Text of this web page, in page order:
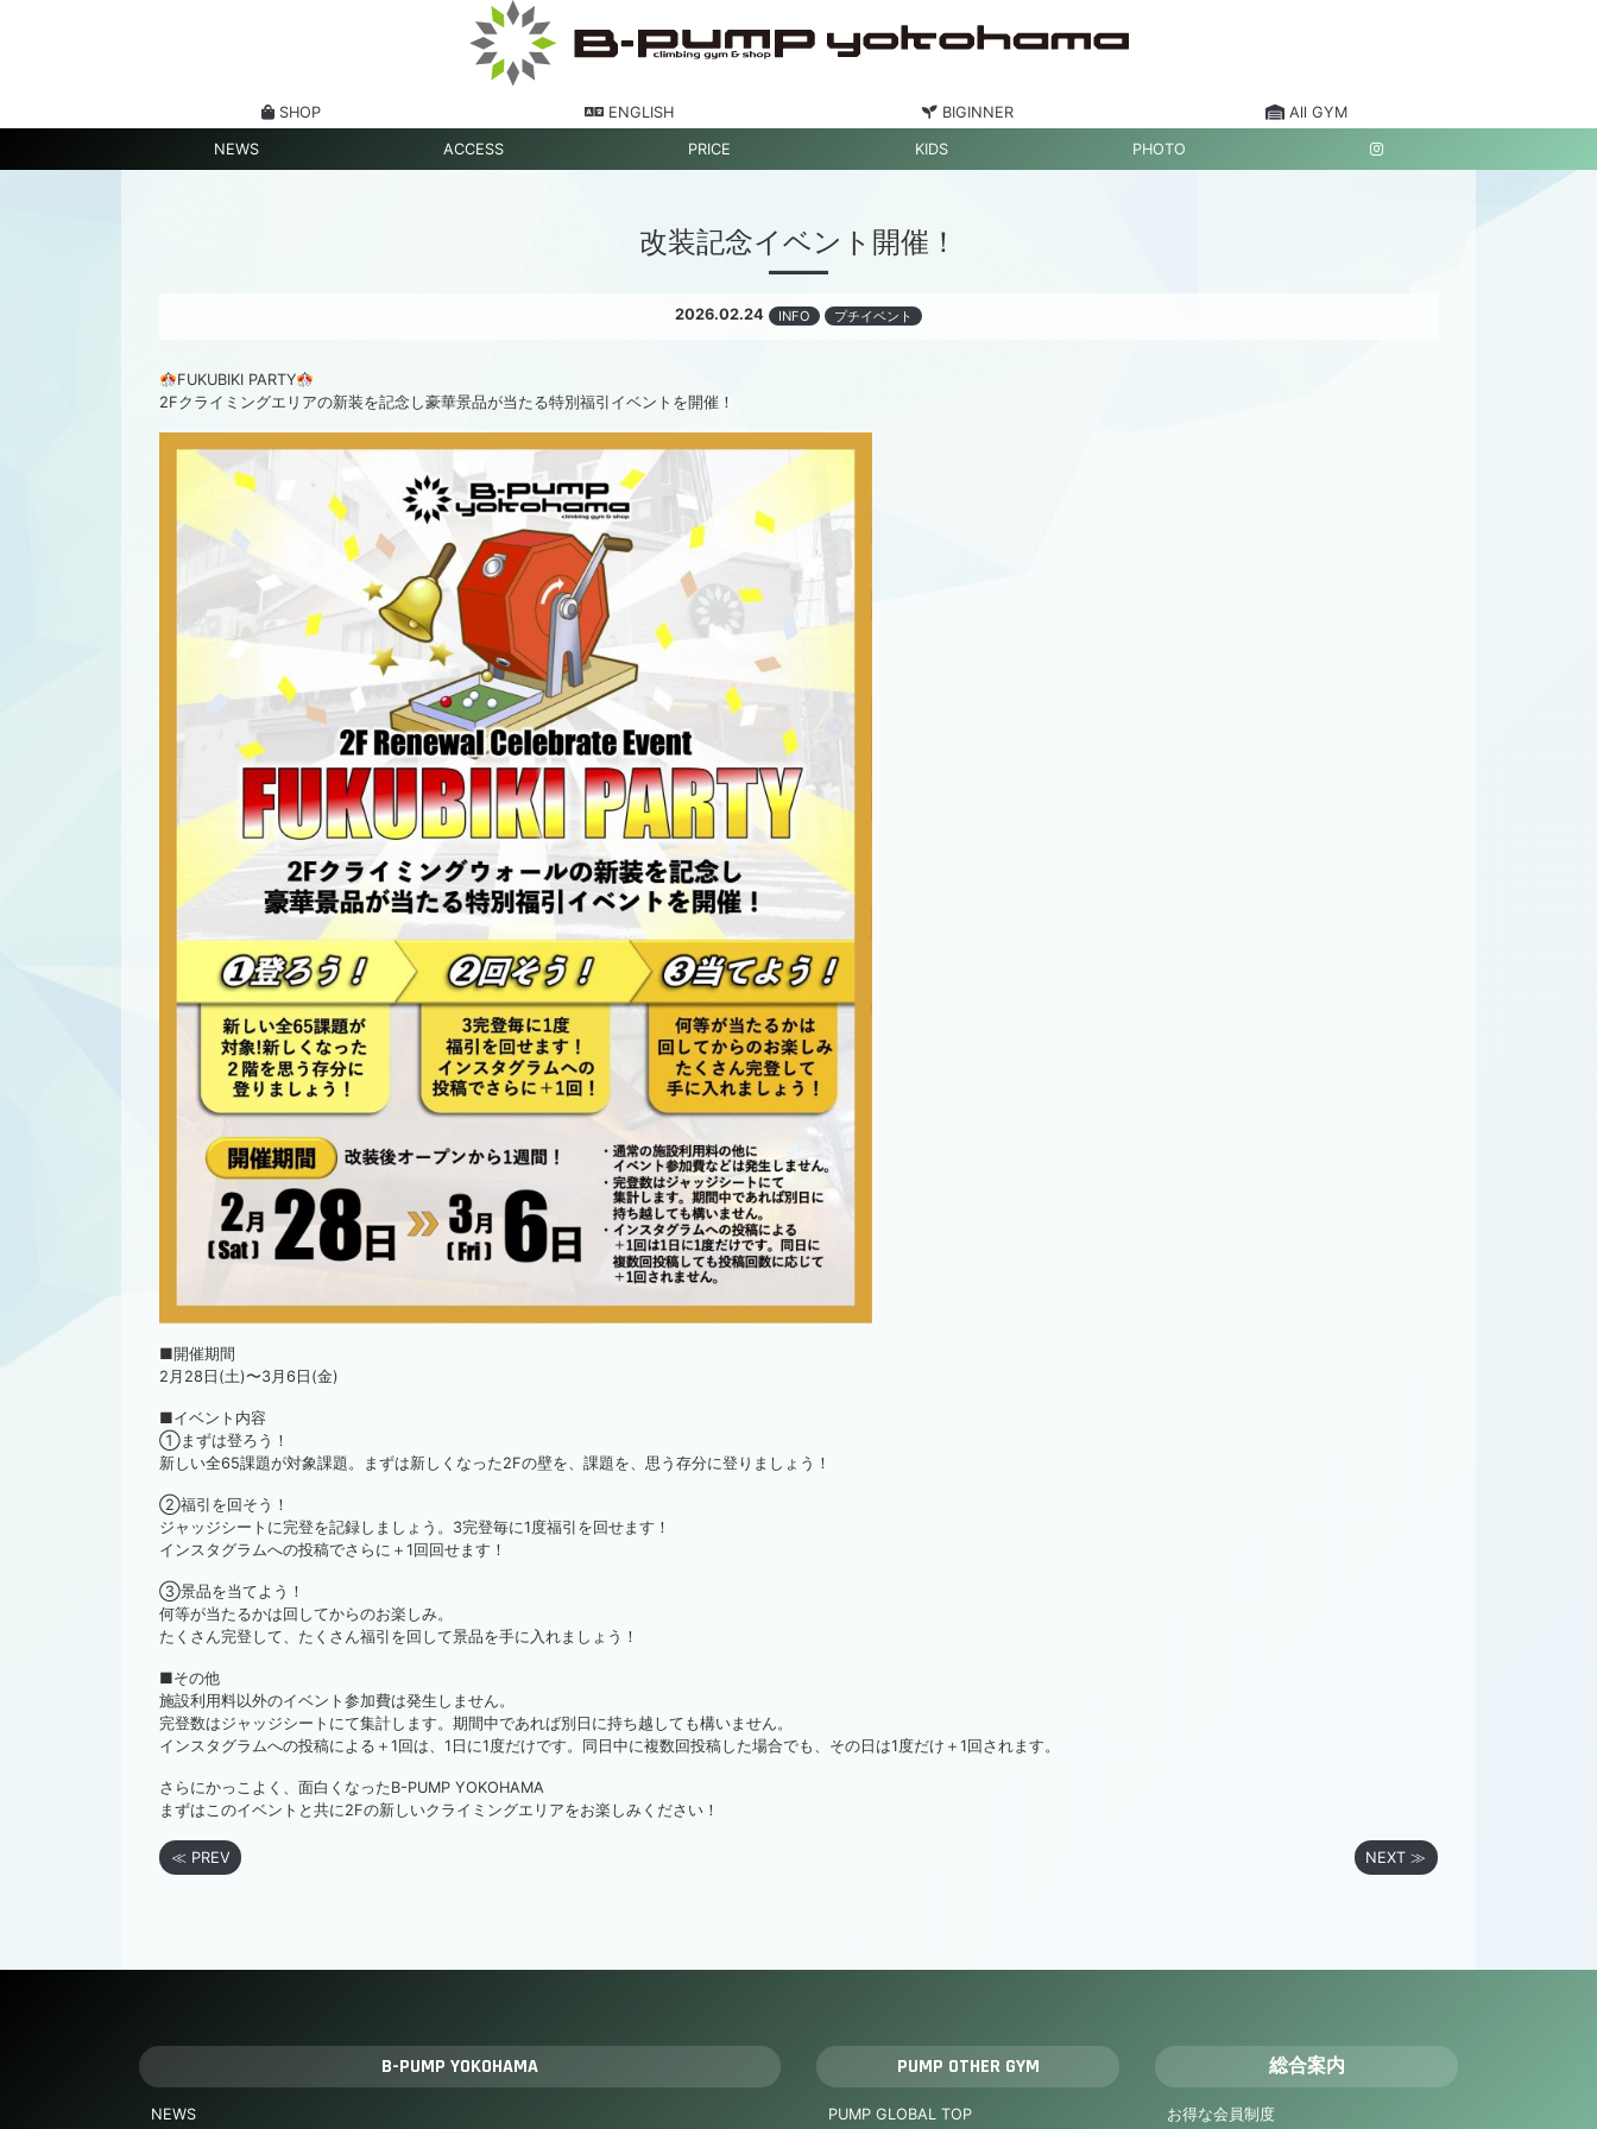
SHOP ENGLISH BIGINNER All GYM
NEWS ACCESS PRICE KIDS PHOTO
改装記念イベント開催！
2026.02.24 INFO プチイベント
FUKUBIKI PARTY
2Fクライミングエリアの新装を記念し豪華景品が当たる特別福引イベントを開催！
■開催期間
2月28日(土)〜3月6日(金)
■イベント内容
①まずは登ろう！
新しい全65課題が対象課題。まずは新しくなった2Fの壁を、課題を、思う存分に登りましょう！
②福引を回そう！
ジャッジシートに完登を記録しましょう。3完登毎に1度福引を回せます！
インスタグラムへの投稿でさらに＋1回回せます！
③景品を当てよう！
何等が当たるかは回してからのお楽しみ。
たくさん完登して、たくさん福引を回して景品を手に入れましょう！
■その他
施設利用料以外のイベント参加費は発生しません。
完登数はジャッジシートにて集計します。期間中であれば別日に持ち越しても構いません。
インスタグラムへの投稿による＋1回は、1日に1度だけです。同日中に複数回投稿した場合でも、その日は1度だけ＋1回されます。
さらにかっこよく、面白くなったB-PUMP YOKOHAMA
まずはこのイベントと共に2Fの新しいクライミングエリアをお楽しみください！
≪ PREV NEXT ≫
B-PUMP YOKOHAMA
NEWS
PUMP OTHER GYM
PUMP GLOBAL TOP
総合案内
お得な会員制度